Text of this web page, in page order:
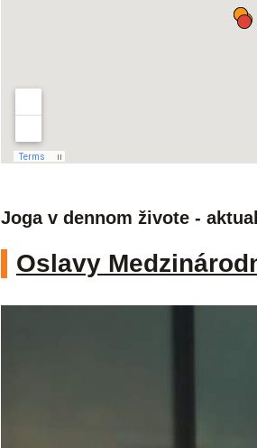
Joga v dennom živote -
Oslavy